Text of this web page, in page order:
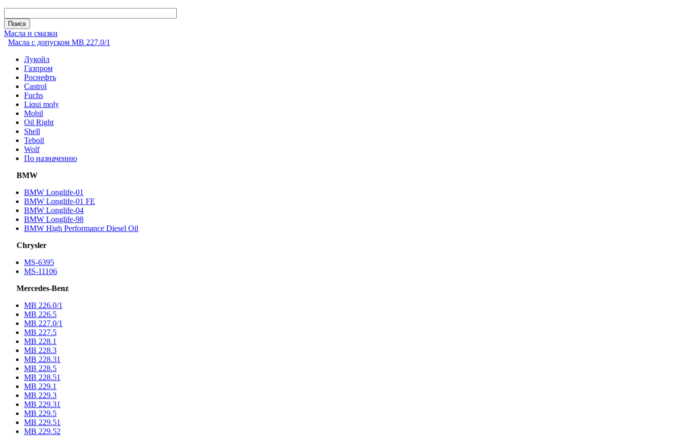
Масла и смазки
Масла с допуском МВ 227.0/1
Лукойл
Газпром
Роснефть
Castrol
Fuchs
Liqui moly
Mobil
Oil Right
Shell
Teboil
Wolf
По назначению
BMW
BMW Longlife-01
BMW Longlife-01 FE
BMW Longlife-04
BMW Longlife-98
BMW High Performance Diesel Oil
Chrysler
MS-6395
MS-11106
Mercedes-Benz
МВ 226.0/1
МВ 226.5
МВ 227.0/1
МВ 227.5
MB 228.1
MB 228.3
MB 228.31
MB 228.5
MB 228.51
MB 229.1
MB 229.3
MB 229.31
MB 229.5
MB 229.51
MB 229.52